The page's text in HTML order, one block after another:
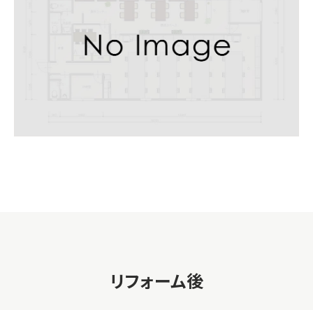
リフォーム後